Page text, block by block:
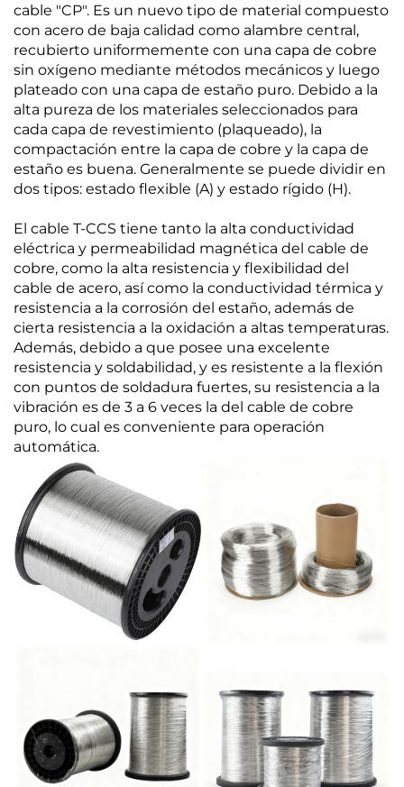
cable "CP". Es un nuevo tipo de material compuesto
con acero de baja calidad como alambre central,
recubierto uniformemente con una capa de cobre
sin oxígeno mediante métodos mecánicos y luego
plateado con una capa de estaño puro. Debido a la
alta pureza de los materiales seleccionados para
cada capa de revestimiento (plaqueado), la
compactación entre la capa de cobre y la capa de
estaño es buena. Generalmente se puede dividir en
dos tipos: estado flexible (A) y estado rígido (H).
El cable T-CCS tiene tanto la alta conductividad
eléctrica y permeabilidad magnética del cable de
cobre, como la alta resistencia y flexibilidad del
cable de acero, así como la conductividad térmica y
resistencia a la corrosión del estaño, además de
cierta resistencia a la oxidación a altas temperaturas.
Además, debido a que posee una excelente
resistencia y soldabilidad, y es resistente a la flexión
con puntos de soldadura fuertes, su resistencia a la
vibración es de 3 a 6 veces la del cable de cobre
puro, lo cual es conveniente para operación
automática.